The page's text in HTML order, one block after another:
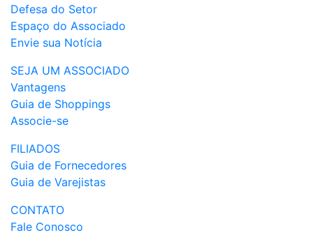
Defesa do Setor
Espaço do Associado
Envie sua Notícia
SEJA UM ASSOCIADO
Vantagens
Guia de Shoppings
Associe-se
FILIADOS
Guia de Fornecedores
Guia de Varejistas
CONTATO
Fale Conosco